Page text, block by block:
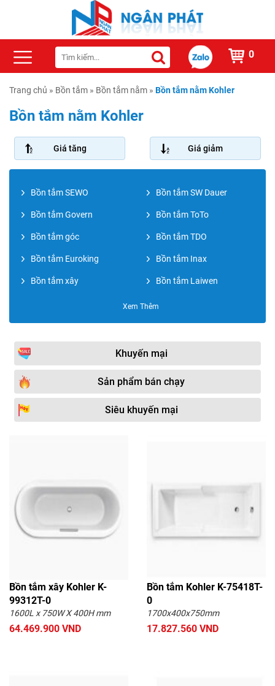
0
Trang chủ » Bồn tắm » Bồn tắm nằm » Bồn tắm nằm Kohler
Bồn tắm nằm Kohler
Giá tăng Giá giảm
Bồn tắm SEWO Bồn tắm SW Dauer
Bồn tắm Govern Bồn tắm ToTo
Bồn tắm góc Bồn tắm TDO
Bồn tắm Euroking Bồn tắm Inax
Bồn tắm xây Bồn tắm Laiwen
Bồn tắm Caesar
Bồn tắm mini Bồn tắm EU Design
Bồn tắm American
Bộ vòi sen xả bồn Bồn tắm Ares
Bồn tắm Moonoah Bồn tắm Kohler
Bồn tắm Fantiny
Bồn tắm Amazon
Bồn tắm GEMY Bồn tắm FABIAO
Bồn tắm CLEANMAX Bồn tắm Hanjin
Bồn tắm Elimen
Xem Thêm
Khuyến mại
Sản phẩm bán chạy
Siêu khuyến mại
Bồn tắm xây Kohler K-
99312T-0
1600L x 750W X 400H mm
64.469.900 VND
Bồn tắm Kohler K-75418T-
0
1700x400x750mm
17.827.560 VND